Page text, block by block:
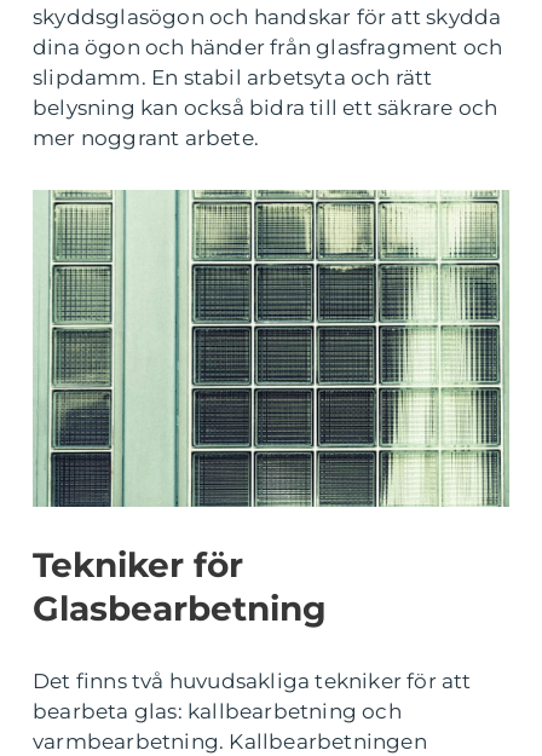
skyddsglasögon och handskar för att skydda
dina ögon och händer från glasfragment och
slipdamm. En stabil arbetsyta och rätt
belysning kan också bidra till ett säkrare och
mer noggrant arbete.
Tekniker för
Glasbearbetning
Det finns två huvudsakliga tekniker för att
bearbeta glas: kallbearbetning och
varmbearbetning. Kallbearbetningen